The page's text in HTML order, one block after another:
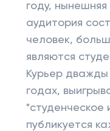
году,
аудитория
человек,
являются
Курьер дважды
годах,
"студенческое
публикуется